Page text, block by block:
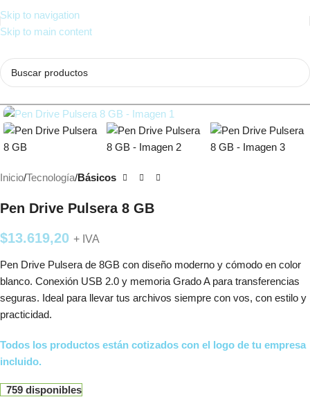
Skip to navigation
Skip to main content
Inicio Tecnología Básicos
Pen Drive Pulsera 8 GB
$13.619,20 + IVA
Pen Drive Pulsera de 8GB con diseño moderno y cómodo en color
blanco. Conexión USB 2.0 y memoria Grado A para transferencias
seguras. Ideal para llevar tus archivos siempre con vos, con estilo y
practicidad.
Todos los productos están cotizados con el logo de tu empresa
incluido.
759 disponibles